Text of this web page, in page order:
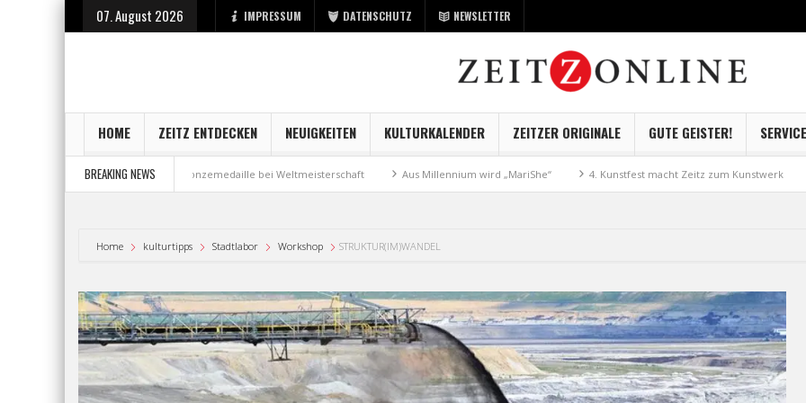
07. August 2026 IMPRESSUM DATENSCHUTZ NEWSLETTER
HOME ZEITZ ENTDECKEN NEUIGKEITEN KULTURKALENDER ZEITZER ORIGINALE GUTE GEISTER! SERVICE
BREAKING NEWSBronzemedaille bei Weltmeisterschaft Aus Millennium wird „MariShe“ 4. Kunstfest macht Zeitz zum Kunstwerk
Home kulturtipps Stadtlabor Workshop STRUKTUR(IM)WANDEL